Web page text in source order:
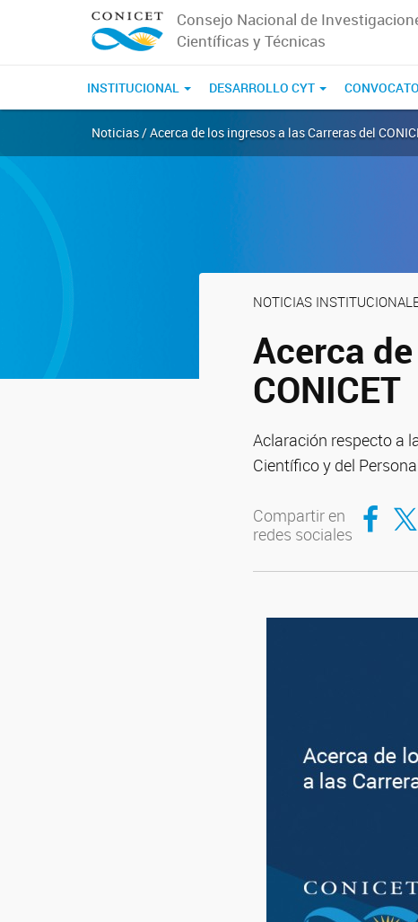
Consejo Nacional de
Científicas y Técnicas
INSTITUCIONAL DESARROLLO CYT
Noticias / Acerca de los ingresos a las Carreras del
NOTICIAS
Acerca
CONICET
Aclaración respecto a
Científico y del
Compartir en
redes sociales
Compartir